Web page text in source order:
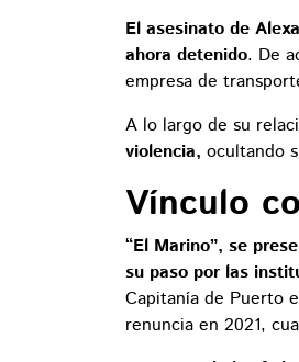
El asesinato de
ahora detenido. De
empresa de
A lo largo de su
violencia, ocultando
Vínculo
“El Marino”, se
su paso por las
Capitanía de Puerto
renuncia en 2021,